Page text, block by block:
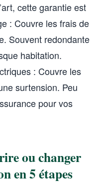
cette garantie est
: Couvre les frais de
Souvent redondante
habitation.
: Couvre les
surtension. Peu
pour vos
ou changer
en 5 étapes